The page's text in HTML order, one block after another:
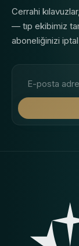
Cerrahi
— tıp ekibimiz
aboneliğinizi